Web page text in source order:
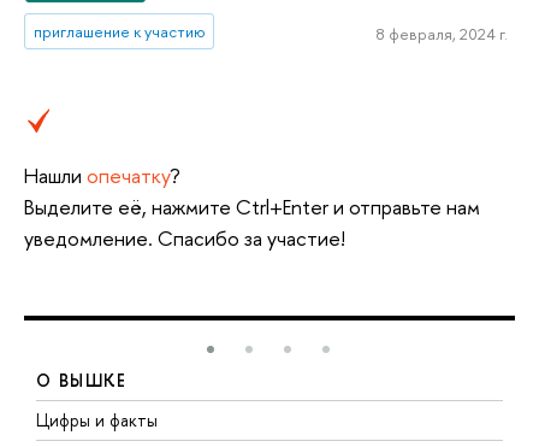
приглашение к участию 8 февраля, 2024 г.
Нашли опечатку?
Выделите её, нажмите Ctrl+Enter и отправьте нам
уведомление. Спасибо за участие!
О ВЫШКЕ
Цифры и факты